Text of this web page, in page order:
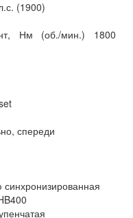
(1900)
Нм (об./мин.) 1800
спереди